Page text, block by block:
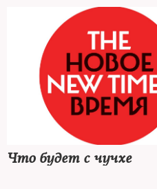
Что будет с чучхе